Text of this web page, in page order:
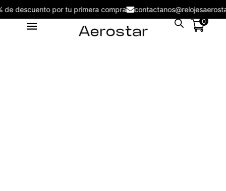
5% de descuento por tu primera compra
0